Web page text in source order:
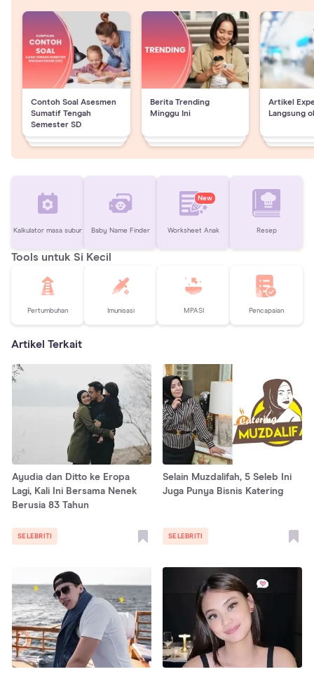
Contoh Soal Asesmen
Sumatif Tengah
Semester SD
Berita Trending
Minggu Ini
Artikel
Langsung
Kalkulator masa subur Baby Name Finder
New
Worksheet Anak Resep
Tools untuk Si Kecil
Pertumbuhan Imunisasi MPASI Pencapaian
Artikel Terkait
Ayudia dan Ditto ke Eropa
Lagi, Kali Ini Bersama Nenek
Berusia 83 Tahun
SELEBRITI
Selain Muzdalifah, 5 Seleb Ini
Juga Punya Bisnis Katering
SELEBRITI